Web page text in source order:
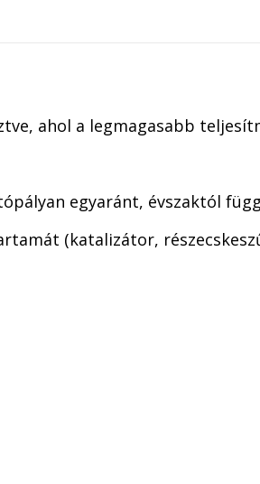
ahol a legmagasabb
egyaránt, évszaktól
(katalizátor,